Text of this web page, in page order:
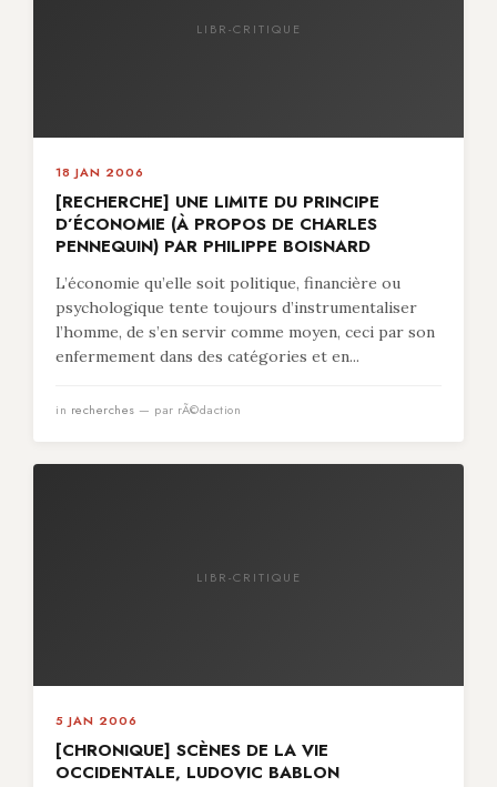
LIBR-CRITIQUE
18 JAN 2006
[RECHERCHE] UNE LIMITE DU PRINCIPE
D’ÉCONOMIE (À PROPOS DE CHARLES
PENNEQUIN) PAR PHILIPPE BOISNARD
L’économie qu’elle soit politique, financière ou
psychologique tente toujours d’instrumentaliser
l’homme, de s’en servir comme moyen, ceci par son
enfermement dans des catégories et en...
in recherches — par rÃ©daction
LIBR-CRITIQUE
5 JAN 2006
[CHRONIQUE] SCÈNES DE LA VIE
OCCIDENTALE, LUDOVIC BABLON